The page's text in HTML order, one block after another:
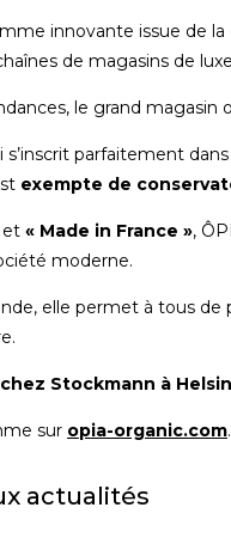
innovante issue de la
de magasins de
le grand magasin
parfaitement dans
exempte de
et « Made in France »,
moderne.
elle permet à tous
Stockmann à
sur opia-organic.com.
actualités